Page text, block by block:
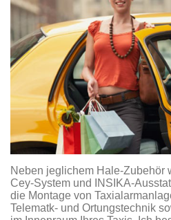
Neben jeglichem Hale-Zubehör
Cey-System und INSIKA-
die Montage von
Telematk- und Ortungstechnik